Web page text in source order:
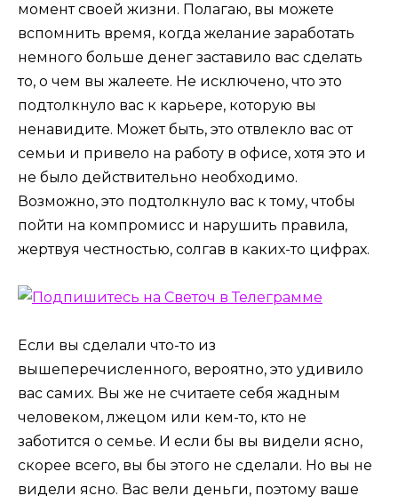
момент своей жизни. Полагаю, вы можете
вспомнить время, когда желание заработать
немного больше денег заставило вас сделать
то, о чем вы жалеете. Не исключено, что это
подтолкнуло вас к карьере, которую вы
ненавидите. Может быть, это отвлекло вас от
семьи и привело на работу в офисе, хотя это и
не было действительно необходимо.
Возможно, это подтолкнуло вас к тому, чтобы
пойти на компромисс и нарушить правила,
жертвуя честностью, солгав в каких-то цифрах.
Если вы сделали что-то из
вышеперечисленного, вероятно, это удивило
вас самих. Вы же не считаете себя жадным
человеком, лжецом или кем-то, кто не
заботится о семье. И если бы вы видели ясно,
скорее всего, вы бы этого не сделали. Но вы не
видели ясно. Вас вели деньги, поэтому ваше